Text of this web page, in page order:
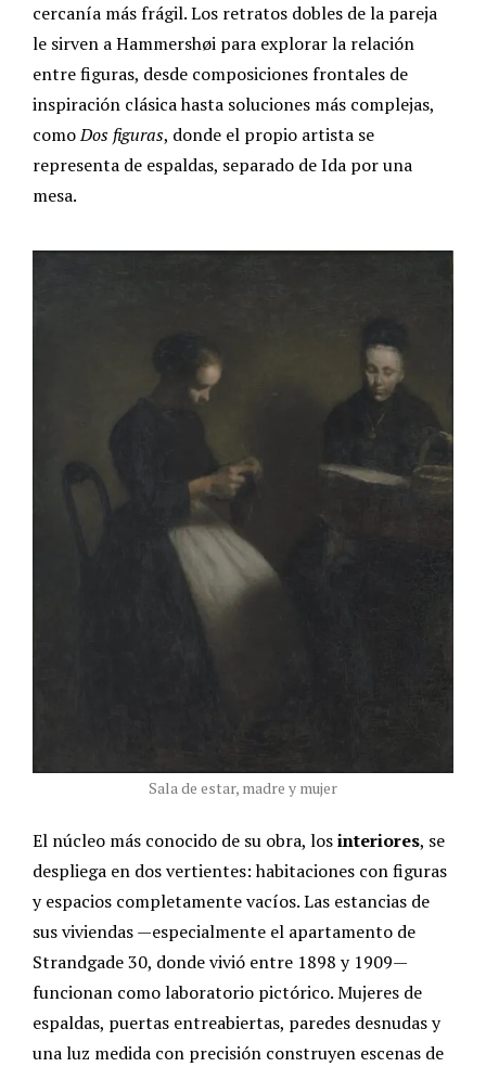
cercanía más frágil. Los retratos dobles de la pareja
le sirven a Hammershøi para explorar la relación
entre figuras, desde composiciones frontales de
inspiración clásica hasta soluciones más complejas,
comoDos figuras, donde el propio artista se
representa de espaldas, separado de Ida por una
mesa.
Sala de estar, madre y mujer
El núcleo más conocido de su obra, losinteriores, se
despliega en dos vertientes: habitaciones con figuras
y espacios completamente vacíos. Las estancias de
sus viviendas —especialmente el apartamento de
Strandgade 30, donde vivió entre 1898 y 1909—
funcionan como laboratorio pictórico. Mujeres de
espaldas, puertas entreabiertas, paredes desnudas y
una luz medida con precisión construyen escenas de